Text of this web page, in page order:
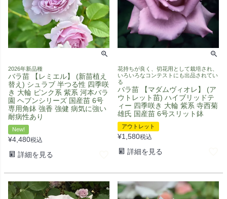
2026年新品種
バラ苗 【レミエル】 (新苗植え
替え) シュラブ 半つる性 四季咲
き 大輪 ピンク系 紫系 河本バラ
園 ヘブンシリーズ 国産苗 6号
専用角鉢 強香 強健 病気に強い
耐病性あり
New!
¥4,480税込
詳細を見る
花持ちが良く、切花用として栽培され、
いろいろなコンテストにも出品されてい
る
バラ苗 【マダムヴィオレ】 (ア
ウトレット苗) ハイブリッドテ
ィー 四季咲き 大輪 紫系 寺西菊
雄氏 国産苗 6号スリット鉢
アウトレット
¥1,580税込
詳細を見る